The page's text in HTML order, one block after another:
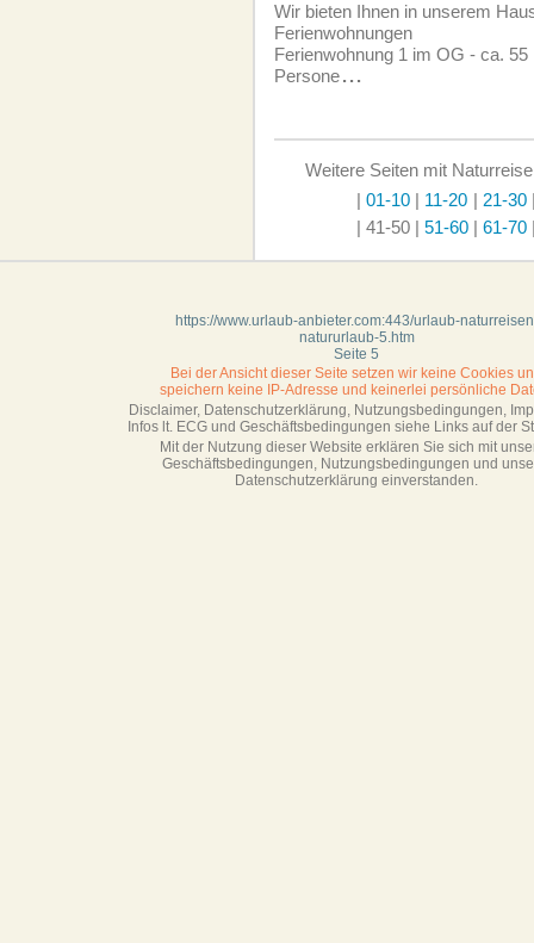
Wir bieten Ihnen in unserem
Ferien­wohnungen
Ferien­wohnung 1 im OG - ca. 55
Persone...
Weitere Seiten mit
| 01-10 | 11-20 | 21-30
| 41-50 | 51-60 | 61-70
https://www.urlaub-anbieter.com:443/urlaub-
natururlaub-5.htm
Seite 5
Bei der Ansicht dieser Seite setzen wir keine Cookies
speichern keine IP-Adresse und keinerlei persönliche
Disclaimer, Datenschutzerklärung, Nutzungsbedingungen,
Infos lt. ECG und Geschäftsbedingungen siehe Links auf der
Mit der Nutzung dieser Website erklären Sie sich mit
Geschäftsbedin­gungen, Nutzungsbedingungen und
Datenschutzerklärung einverstanden.